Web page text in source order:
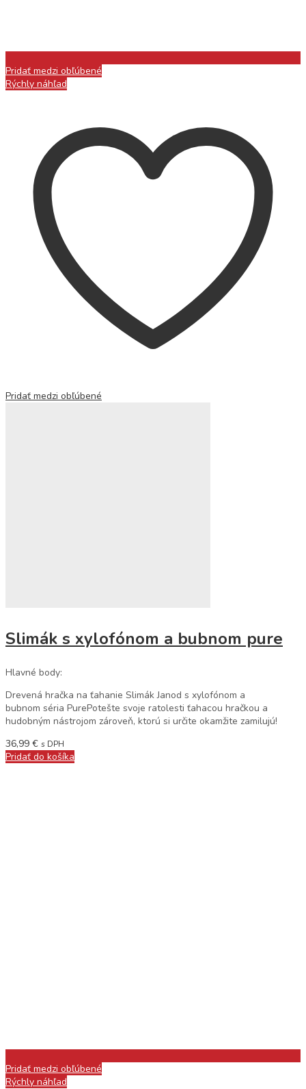
Pridať medzi obľúbené
Rýchly náhľad
Pridať medzi obľúbené
Slimák s xylofónom a bubnom pure
Hlavné body:
Drevená hračka na ťahanie Slimák Janod s xylofónom a
bubnom séria PurePotešte svoje ratolesti ťahacou hračkou a
hudobným nástrojom zároveň, ktorú si určite okamžite zamilujú!
36,99 € s DPH
Pridať do košíka
Pridať medzi obľúbené
Rýchly náhľad